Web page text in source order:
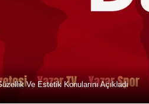
Ve Estetik Konularını Açıkladı